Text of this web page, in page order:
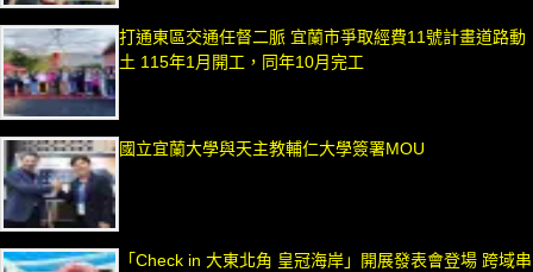
打通東區交通任督二脈 宜蘭市爭取經費11號計畫道路動
土 115年1月開工，同年10月完工
國立宜蘭大學與天主教輔仁大學簽署MOU
「Check in 大東北角 皇冠海岸」開展發表會登場 跨域串